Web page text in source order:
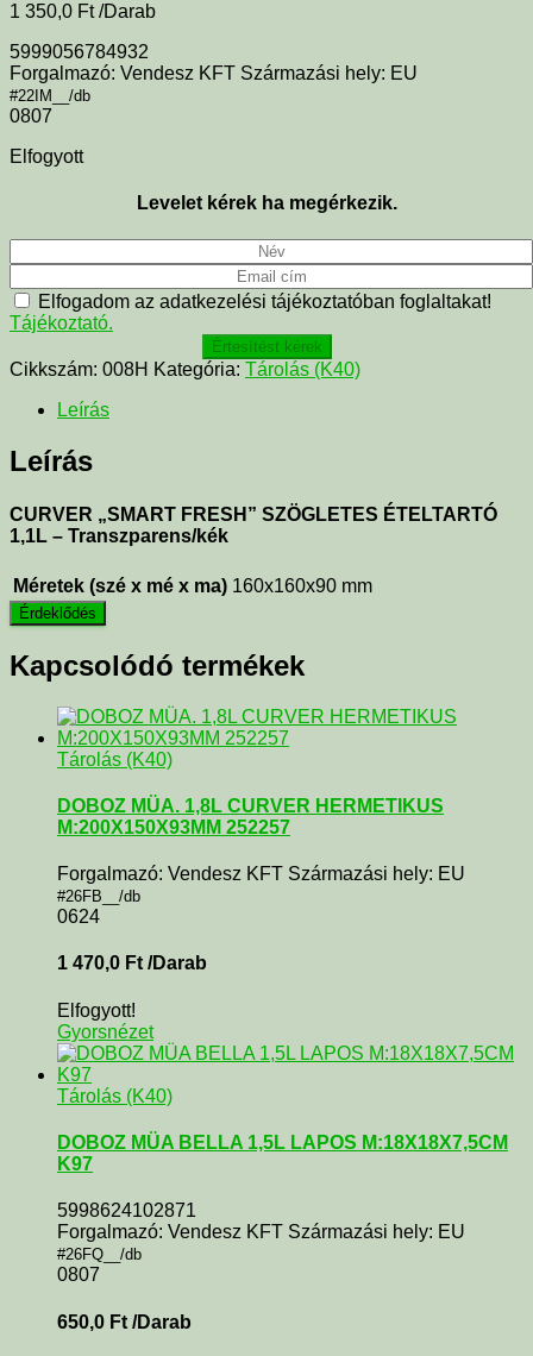
1 350,0 Ft /Darab
5999056784932
Forgalmazó: Vendesz KFT Származási hely: EU
#22IM__/db
0807
Elfogyott
Levelet kérek ha megérkezik.
Elfogadom az adatkezelési tájékoztatóban foglaltakat!
Tájékoztató.
Értesítést kérek
Cikkszám: 008H Kategória: Tárolás (K40)
Leírás
Leírás
CURVER „SMART FRESH” SZÖGLETES ÉTELTARTÓ
1,1L – Transzparens/kék
Méretek (szé x mé x ma) 160x160x90 mm
Kapcsolódó termékek
Tárolás (K40)
DOBOZ MÜA. 1,8L CURVER HERMETIKUS
M:200X150X93MM 252257
Forgalmazó: Vendesz KFT Származási hely: EU
#26FB__/db
0624
1 470,0 Ft /Darab
Elfogyott!
Gyorsnézet
Tárolás (K40)
DOBOZ MÜA BELLA 1,5L LAPOS M:18X18X7,5CM
K97
5998624102871
Forgalmazó: Vendesz KFT Származási hely: EU
#26FQ__/db
0807
650,0 Ft /Darab